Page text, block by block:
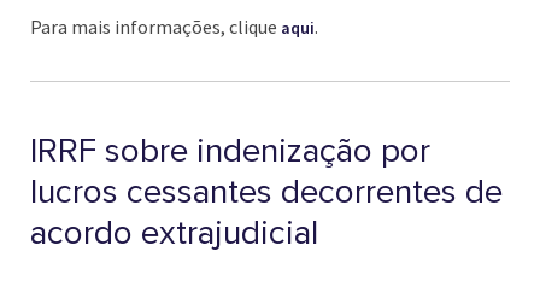
Para mais informações, clique aqui.
IRRF sobre indenização por
lucros cessantes decorrentes de
acordo extrajudicial